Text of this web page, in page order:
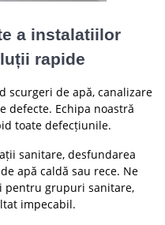
a instalatiilor
rapide
scurgeri de apă, canalizare
defecte. Echipa noastră
toate defecțiunile.
sanitare, desfundarea
apă caldă sau rece. Ne
pentru grupuri sanitare,
impecabil.